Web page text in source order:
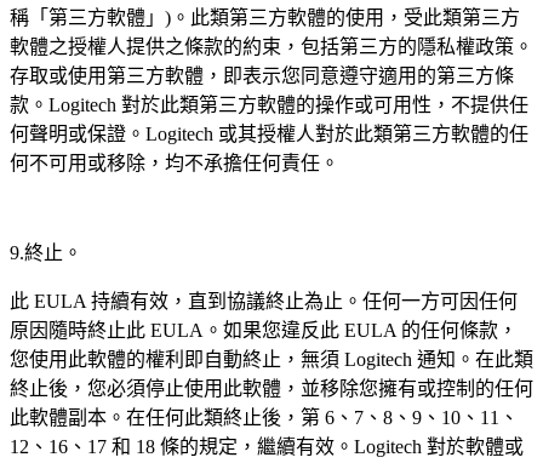
稱「第三方軟體」)。此類第三方軟體的使用，受此類第三方
軟體之授權人提供之條款的約束，包括第三方的隱私權政策。
存取或使用第三方軟體，即表示您同意遵守適用的第三方條
款。Logitech 對於此類第三方軟體的操作或可用性，不提供任
何聲明或保證。Logitech 或其授權人對於此類第三方軟體的任
何不可用或移除，均不承擔任何責任。
9.終止。
此 EULA 持續有效，直到協議終止為止。任何一方可因任何
原因隨時終止此 EULA。如果您違反此 EULA 的任何條款，
您使用此軟體的權利即自動終止，無須 Logitech 通知。在此類
終止後，您必須停止使用此軟體，並移除您擁有或控制的任何
此軟體副本。在任何此類終止後，第 6、7、8、9、10、11、
12、16、17 和 18 條的規定，繼續有效。Logitech 對於軟體或